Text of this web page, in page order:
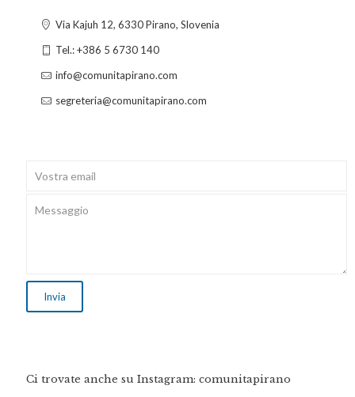
Via Kajuh 12, 6330 Pirano, Slovenia
Tel.: +386 5 6730 140
info@comunitapirano.com
segreteria@comunitapirano.com
Ci trovate anche su Instagram: comunitapirano